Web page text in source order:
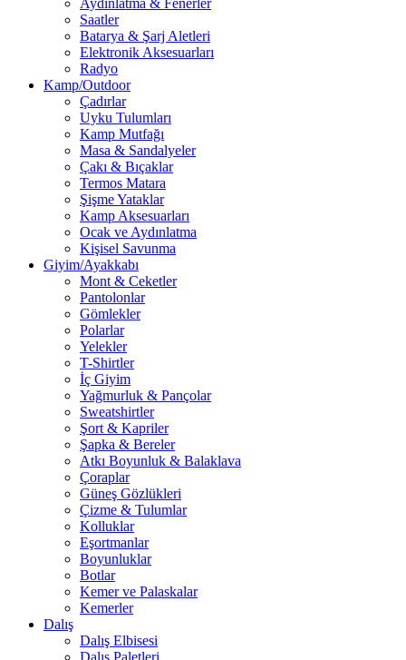
Aydınlatma & Fenerler
Saatler
Batarya & Şarj Aletleri
Elektronik Aksesuarları
Radyo
Kamp/Outdoor
Çadırlar
Uyku Tulumları
Kamp Mutfağı
Masa & Sandalyeler
Çakı & Bıçaklar
Termos Matara
Şişme Yataklar
Kamp Aksesuarları
Ocak ve Aydınlatma
Kişisel Savunma
Giyim/Ayakkabı
Mont & Ceketler
Pantolonlar
Gömlekler
Polarlar
Yelekler
T-Shirtler
İç Giyim
Yağmurluk & Pançolar
Sweatshirtler
Şort & Kapriler
Şapka & Bereler
Atkı Boyunluk & Balaklava
Çoraplar
Güneş Gözlükleri
Çizme & Tulumlar
Kolluklar
Eşortmanlar
Boyunluklar
Botlar
Kemer ve Palaskalar
Kemerler
Dalış
Dalış Elbisesi